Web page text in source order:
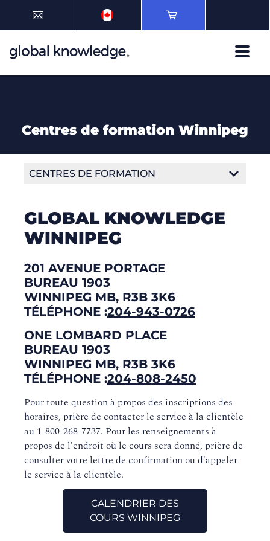
Centres de formation Winnipeg
CENTRES DE FORMATION
Centre de formation Halifax
Centres de formation Montréal
Centres de formation Ottawa
Centres de formation Toronto
Centres de formation Winnipeg
Centre de formation Calgary
Centre de formation Vancouver
Centre de formation Victoria
GLOBAL KNOWLEDGE
WINNIPEG
201 AVENUE PORTAGE
BUREAU 1903
WINNIPEG MB, R3B 3K6
TÉLÉPHONE :204-943-0726
ONE LOMBARD PLACE
BUREAU 1903
WINNIPEG MB, R3B 3K6
TÉLÉPHONE :204-808-2450
Pour toute question à propos des inscriptions des
horaires, prière de contacter le service à la clientèle
au 1-800-268-7737. Pour les renseignements à
propos de l'endroit où le cours sera donné, prière de
consulter votre lettre de confirmation ou d'appeler
le service à la clientèle.
CALENDRIER DES
COURS WINNIPEG